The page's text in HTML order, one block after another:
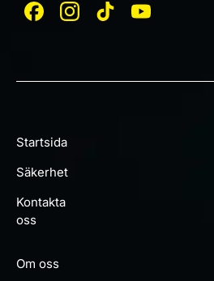
Startsida
Säkerhet
Kontakta
oss
Om oss